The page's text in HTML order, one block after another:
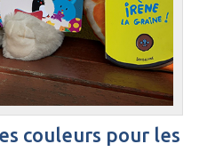
couleurs pour les